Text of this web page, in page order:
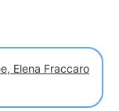
Elena Fraccaro